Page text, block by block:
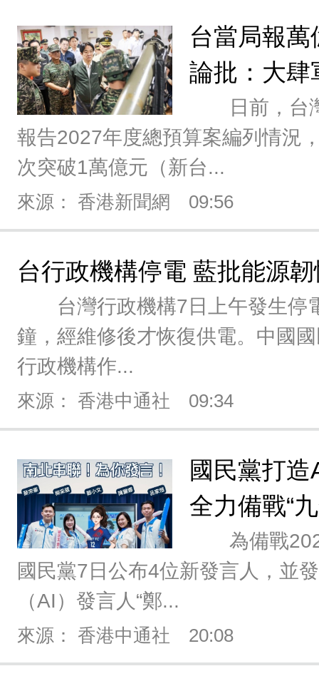
台當局報
論批：大肆
日前，台灣
報告2027年度總預算案編列情況
次突破1萬億元（新台...
來源： 香港新聞網 09:56
台行政機構停電 藍批能源
台灣行政機構7日上午發生停
鐘，經維修後才恢復供電。中國
行政機構作...
來源： 香港中通社 09:34
國民黨打造
全力備戰“
為備戰
國民黨7日公布4位新發言人，並
（AI）發言人“鄭...
來源： 香港中通社 20:08